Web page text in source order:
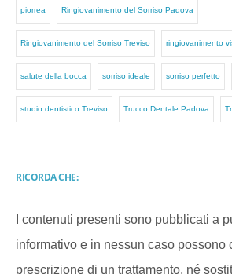
piorrea Ringiovanimento del Sorriso Padova
Ringiovanimento del Sorriso Treviso ringiovanimento
salute della bocca sorriso ideale sorriso perfetto
studio dentistico Treviso Trucco Dentale Padova
RICORDA CHE:
I contenuti presenti sono pubblicati a
informativo e in nessun caso possono
prescrizione di un trattamento, né